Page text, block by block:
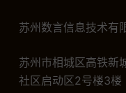
苏州数言信息技术有
苏州市相城区高铁新
社区启动区2号楼3楼